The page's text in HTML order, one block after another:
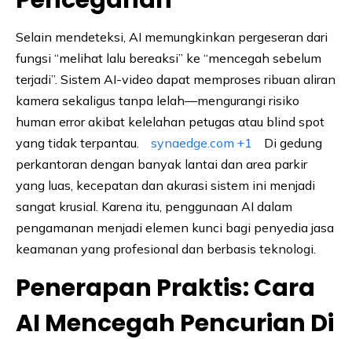
Selain mendeteksi, AI memungkinkan pergeseran dari
fungsi “melihat lalu bereaksi” ke “mencegah sebelum
terjadi”. Sistem AI-video dapat memproses ribuan aliran
kamera sekaligus tanpa lelah—mengurangi risiko
human error akibat kelelahan petugas atau blind spot
yang tidak terpantau.
synaedge.com +1
Di gedung
perkantoran dengan banyak lantai dan area parkir
yang luas, kecepatan dan akurasi sistem ini menjadi
sangat krusial. Karena itu, penggunaan AI dalam
pengamanan menjadi elemen kunci bagi penyedia jasa
keamanan yang profesional dan berbasis teknologi.
Penerapan Praktis: Cara
AI Mencegah Pencurian Di